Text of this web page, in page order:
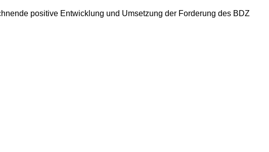
positive Entwicklung und Umsetzung der Forderung des BDZ